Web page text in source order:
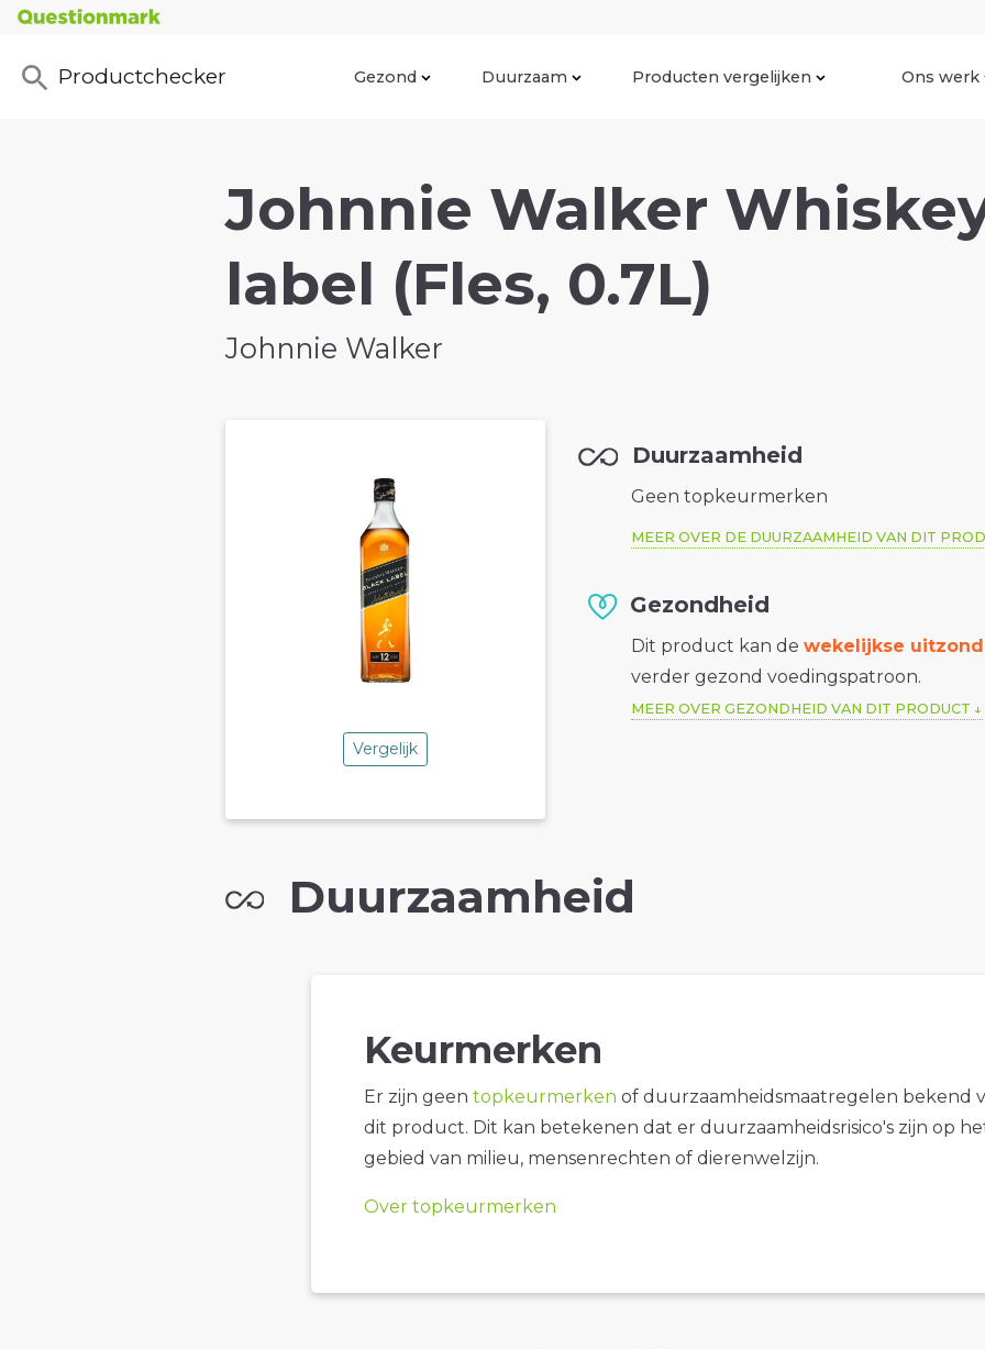
Productchecker Gezond Duurzaam Producten vergelijken Ons werk
Johnnie Walker
label (Fles, 0.7L)
Johnnie Walker
Vergelijk
Duurzaamheid
Geen topkeurmerken
MEER OVER DE DUURZAAMHEID VAN DIT
Gezondheid
Dit product kan dewekelijkse
verder gezond voedingspatroon.
MEER OVER GEZONDHEID VAN DIT PRODUCT
Duurzaamheid
Keurmerken
Er zijn geen topkeurmerken of duurzaamheidsmaatregelen bekend
dit product. Dit kan betekenen dat er duurzaamheidsrisico's zijn op
gebied van milieu, mensenrechten of dierenwelzijn.
Over topkeurmerken